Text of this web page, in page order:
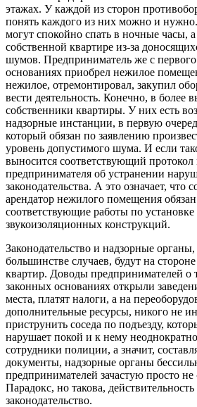
этажах. У каждой из сторон
понять каждого из них можно и
могут спокойно спать в ночные часы,
собственной квартире из-за
шумов. Предприниматель же с
основаниях приобрел нежилое
нежилое, отремонтировал, закупил
вести деятельность. Конечно, в
собственники квартиры. У них есть
надзорные инстанции, в первую
который обязан по заявлению
уровень допустимого шума. И если
выносится соответствующий
предпринимателя об устранении
законодательства. А это означает, что
арендатор нежилого помещения
соответствующие работы по
звукоизоляционных конструкций.
Законодательство и надзорные
большинстве случаев, будут на
квартир. Доводы предпринимателей о
законных основаниях открыли
места, платят налоги, а на
дополнительные ресурсы, никого не
приструнить соседа по подъезду,
нарушает покой и к нему
сотрудники полиции, а значит,
документы, надзорные органы
предпринимателей зачастую просто не
Парадокс, но такова,
законодательство.